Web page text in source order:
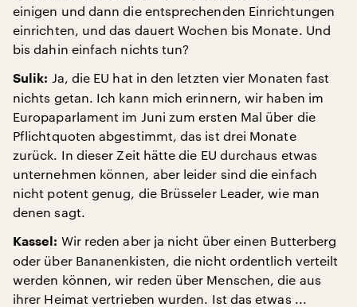
einigen und dann die entsprechenden Einrichtungen
einrichten, und das dauert Wochen bis Monate. Und
bis dahin einfach nichts tun?
Sulik: Ja, die EU hat in den letzten vier Monaten fast
nichts getan. Ich kann mich erinnern, wir haben im
Europaparlament im Juni zum ersten Mal über die
Pflichtquoten abgestimmt, das ist drei Monate
zurück. In dieser Zeit hätte die EU durchaus etwas
unternehmen können, aber leider sind die einfach
nicht potent genug, die Brüsseler Leader, wie man
denen sagt.
Kassel: Wir reden aber ja nicht über einen Butterberg
oder über Bananenkisten, die nicht ordentlich verteilt
werden können, wir reden über Menschen, die aus
ihrer Heimat vertrieben wurden. Ist das etwas ...